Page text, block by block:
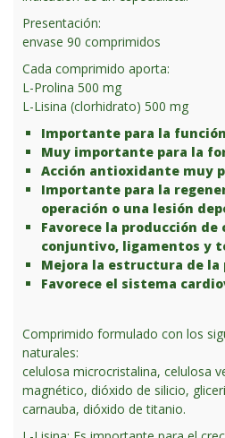
Presentación:
envase 90 comprimidos
Cada comprimido aporta:
L-Prolina 500 mg
L-Lisina (clorhidrato) 500 mg
Importante para la
Muy importante para la
Acción antioxidante muy
Importante para la
operación o una lesión
Favorece la producción
conjuntivo, ligamentos y
Mejora la estructura de la
Favorece el sistema
Comprimido formulado con los
naturales:
celulosa microcristalina, celulosa
magnético, dióxido de silicio,
carnauba, dióxido de titanio.